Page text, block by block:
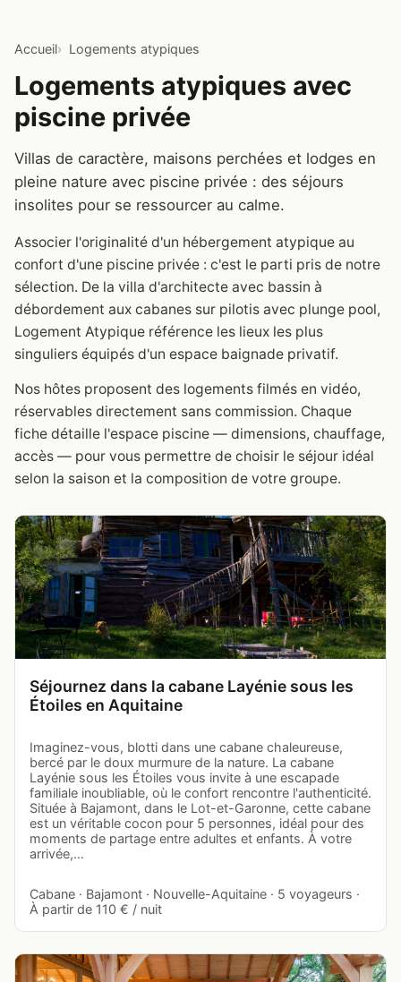
Accueil Logements atypiques
Logements atypiques avec
piscine privée
Villas de caractère, maisons perchées et lodges en
pleine nature avec piscine privée : des séjours
insolites pour se ressourcer au calme.
Associer l'originalité d'un hébergement atypique au
confort d'une piscine privée : c'est le parti pris de notre
sélection. De la villa d'architecte avec bassin à
débordement aux cabanes sur pilotis avec plunge pool,
Logement Atypique référence les lieux les plus
singuliers équipés d'un espace baignade privatif.
Nos hôtes proposent des logements filmés en vidéo,
réservables directement sans commission. Chaque
fiche détaille l'espace piscine — dimensions, chauffage,
accès — pour vous permettre de choisir le séjour idéal
selon la saison et la composition de votre groupe.
Séjournez dans la cabane Layénie sous les
Étoiles en Aquitaine
Imaginez-vous, blotti dans une cabane chaleureuse,
bercé par le doux murmure de la nature. La cabane
Layénie sous les Étoiles vous invite à une escapade
familiale inoubliable, où le confort rencontre l'authenticité.
Située à Bajamont, dans le Lot-et-Garonne, cette cabane
est un véritable cocon pour 5 personnes, idéal pour des
moments de partage entre adultes et enfants. À votre
arrivée,…
Cabane · Bajamont · Nouvelle-Aquitaine · 5 voyageurs ·
À partir de 110 € / nuit